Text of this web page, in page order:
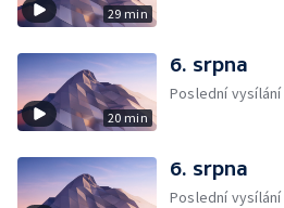
29 min
20 min
6. srpna
Poslední vysílání
6. srpna
Poslední vysílání